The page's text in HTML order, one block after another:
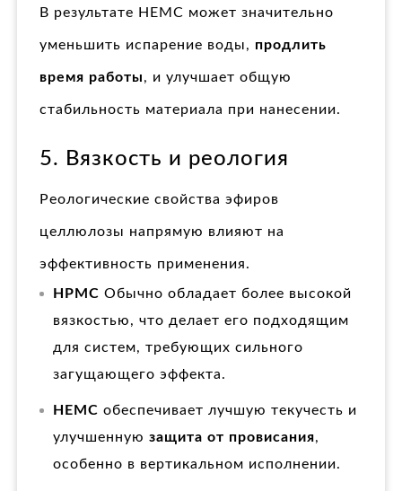
В результате HEMC может значительно
уменьшить испарение воды, продлить
время работы, и улучшает общую
стабильность материала при нанесении.
5. Вязкость и реология
Реологические свойства эфиров
целлюлозы напрямую влияют на
эффективность применения.
HPMC Обычно обладает более высокой
вязкостью, что делает его подходящим
для систем, требующих сильного
загущающего эффекта.
HEMC обеспечивает лучшую текучесть и
улучшенную защита от провисания,
особенно в вертикальном исполнении.